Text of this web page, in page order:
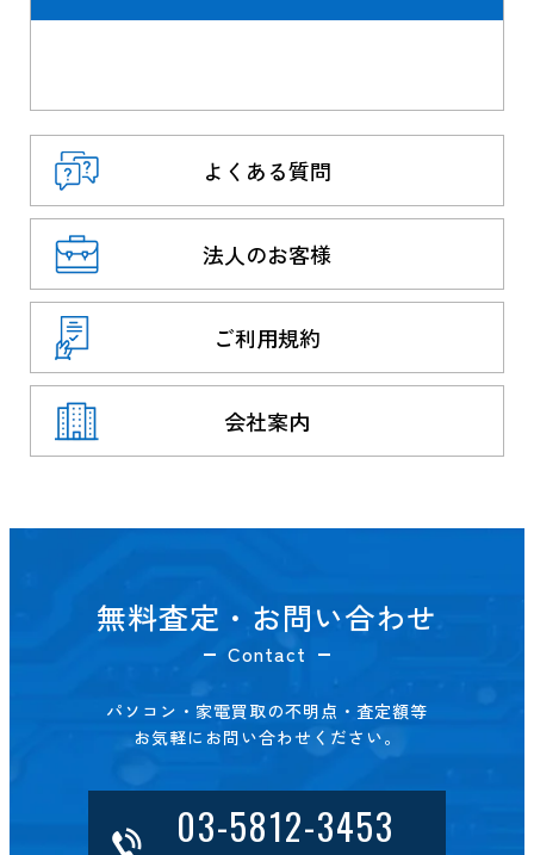
よくある質問
法人のお客様
ご利用規約
会社案内
無料査定・お問い合わせ
Contact
パソコン・家電買取の不明点・査定額等
お気軽にお問い合わせください。
03-5812-3453